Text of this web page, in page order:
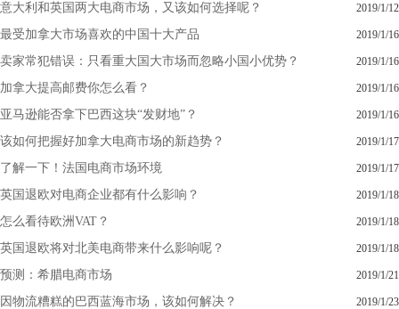
意大利和英国两大电商市场，又该如何选择呢？ 2019/1/12
最受加拿大市场喜欢的中国十大产品 2019/1/16
卖家常犯错误：只看重大国大市场而忽略小国小优势？ 2019/1/16
加拿大提高邮费你怎么看？ 2019/1/16
亚马逊能否拿下巴西这块“发财地”？ 2019/1/16
该如何把握好加拿大电商市场的新趋势？ 2019/1/17
了解一下！法国电商市场环境 2019/1/17
英国退欧对电商企业都有什么影响？ 2019/1/18
怎么看待欧洲VAT？ 2019/1/18
英国退欧将对北美电商带来什么影响呢？ 2019/1/18
预测：希腊电商市场 2019/1/21
因物流糟糕的巴西蓝海市场，该如何解决？ 2019/1/23